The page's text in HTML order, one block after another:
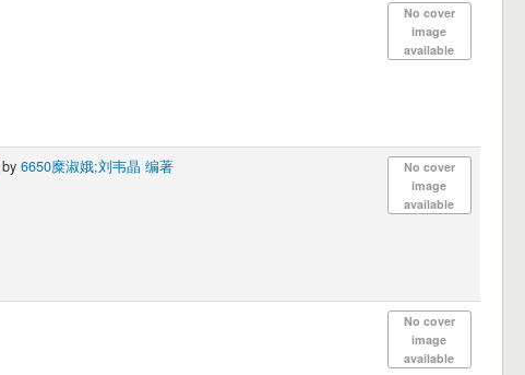
No cover
image
available
No cover
image
available
by 6650糜淑娥;刘韦晶 编著
No cover
image
available